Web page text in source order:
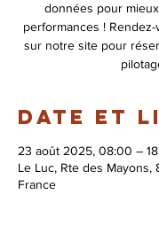
données pour
performances !
sur notre site pour
Date et
23 août 2025, 08:00 –
Le Luc, Rte des Mayons,
France